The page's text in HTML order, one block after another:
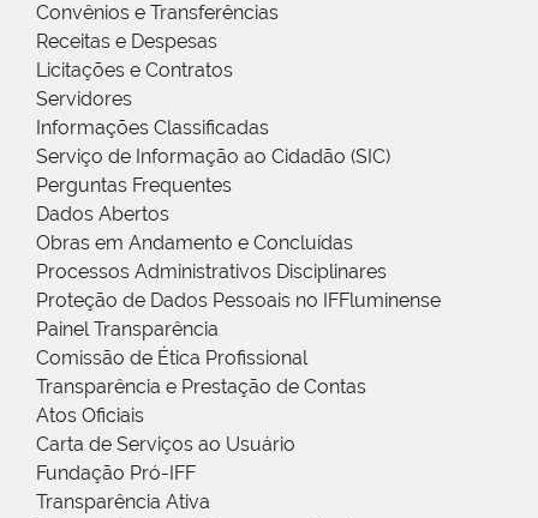
Convênios e Transferências
Receitas e Despesas
Licitações e Contratos
Servidores
Informações Classificadas
Serviço de Informação ao Cidadão (SIC)
Perguntas Frequentes
Dados Abertos
Obras em Andamento e Concluídas
Processos Administrativos Disciplinares
Proteção de Dados Pessoais no IFFluminense
Painel Transparência
Comissão de Ética Profissional
Transparência e Prestação de Contas
Atos Oficiais
Carta de Serviços ao Usuário
Fundação Pró-IFF
Transparência Ativa